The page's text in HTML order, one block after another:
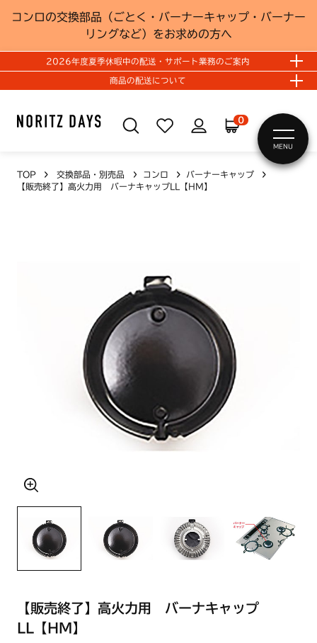
コンロの交換部品（ごとく・バーナーキャップ・バーナー
リングなど）をお求めの方へ
2026年度夏季休暇中の配送・サポート業務のご案内
商品の配送について
0
MENU
TOP 交換部品・別売品 コンロ
バーナーキャップ
【販売終了】高火力用 バーナキャップLL【HM】
【販売終了】高火力用 バーナキャップ
LL【HM】